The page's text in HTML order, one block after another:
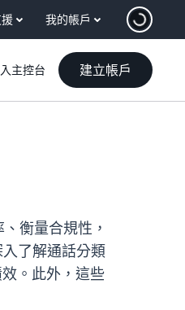
我的帳戶
主控台 建立帳戶
衡量合規性，
了解通話分類
。此外，這些